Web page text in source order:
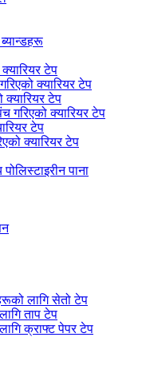
टेप
क्यारियर टेप
क्यारियर टेप
गरिएको क्यारियर टेप
टेप
क्यारियर टेप
पाना
लागि सेतो टेप
ताप टेप
क्राफ्ट पेपर टेप